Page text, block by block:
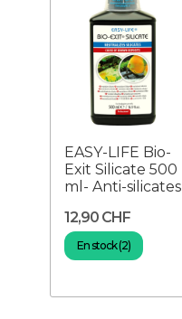
EASY-LIFE Bio-
Exit Silicate 500
ml- Anti-silicates
12,90 CHF
En stock (2)